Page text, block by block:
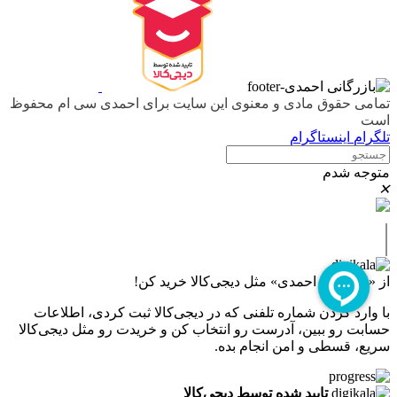
تمامی حقوق مادی و معنوی این سایت برای احمدی سی ام محفوظ
است
تلگرام اینستاگرام
متوجه شدم
✕
|
از «بازرگانی احمدی» مثل دیجی‌کالا خرید کن!
با وارد کردن شماره تلفنی که در دیجی‌کالا ثبت کردی، اطلاعات
حسابت رو ببین، آدرست رو انتخاب کن و خریدت رو مثل دیجی‌کالا
سریع، قسطی و امن انجام بده.
تایید شده توسط دیجی‌کالا